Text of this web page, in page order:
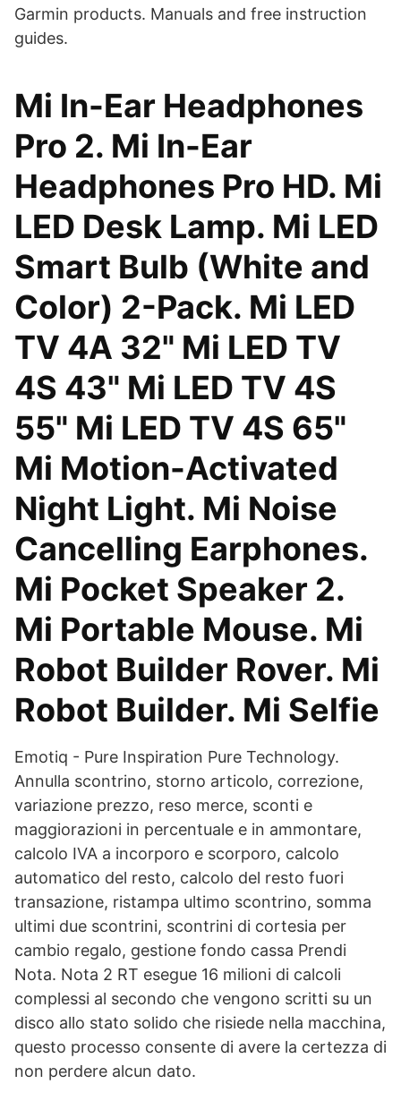
Garmin products. Manuals and free instruction
guides.
Mi In-Ear Headphones
Pro 2. Mi In-Ear
Headphones Pro HD. Mi
LED Desk Lamp. Mi LED
Smart Bulb (White and
Color) 2-Pack. Mi LED
TV 4A 32" Mi LED TV
4S 43" Mi LED TV 4S
55" Mi LED TV 4S 65"
Mi Motion-Activated
Night Light. Mi Noise
Cancelling Earphones.
Mi Pocket Speaker 2.
Mi Portable Mouse. Mi
Robot Builder Rover. Mi
Robot Builder. Mi Selfie
Emotiq - Pure Inspiration Pure Technology.
Annulla scontrino, storno articolo, correzione,
variazione prezzo, reso merce, sconti e
maggiorazioni in percentuale e in ammontare,
calcolo IVA a incorporo e scorporo, calcolo
automatico del resto, calcolo del resto fuori
transazione, ristampa ultimo scontrino, somma
ultimi due scontrini, scontrini di cortesia per
cambio regalo, gestione fondo cassa Prendi
Nota. Nota 2 RT esegue 16 milioni di calcoli
complessi al secondo che vengono scritti su un
disco allo stato solido che risiede nella macchina,
questo processo consente di avere la certezza di
non perdere alcun dato.